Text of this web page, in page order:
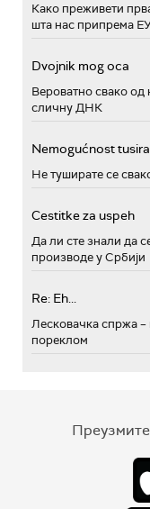
Како преживети
шта нас припрема
Dvojnik mog oca
Вероватно свако од
сличну ДНК
Nemogućnost
Не туширате се
Cestitke za uspeh
Да ли сте знали да
производе у Србији
Re: Eh...
Лесковачка спржа
пореклом